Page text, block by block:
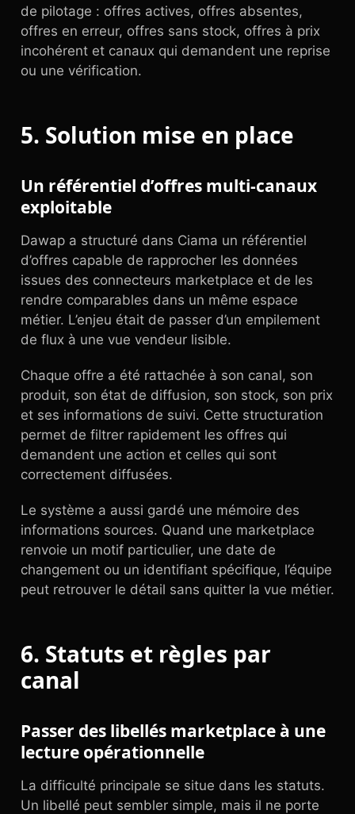
de pilotage : offres actives, offres absentes,
offres en erreur, offres sans stock, offres à prix
incohérent et canaux qui demandent une reprise
ou une vérification.
5. Solution mise en place
Un référentiel d’offres multi-canaux
exploitable
Dawap a structuré dans Ciama un référentiel
d’offres capable de rapprocher les données
issues des connecteurs marketplace et de les
rendre comparables dans un même espace
métier. L’enjeu était de passer d’un empilement
de flux à une vue vendeur lisible.
Chaque offre a été rattachée à son canal, son
produit, son état de diffusion, son stock, son prix
et ses informations de suivi. Cette structuration
permet de filtrer rapidement les offres qui
demandent une action et celles qui sont
correctement diffusées.
Le système a aussi gardé une mémoire des
informations sources. Quand une marketplace
renvoie un motif particulier, une date de
changement ou un identifiant spécifique, l’équipe
peut retrouver le détail sans quitter la vue métier.
6. Statuts et règles par
canal
Passer des libellés marketplace à une
lecture opérationnelle
La difficulté principale se situe dans les statuts.
Un libellé peut sembler simple, mais il ne porte